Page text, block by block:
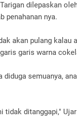
dilepaskan
penahanan nya.
akan pulang kalau
garis warna
diduga semuanya,
tidak ditanggapi,"